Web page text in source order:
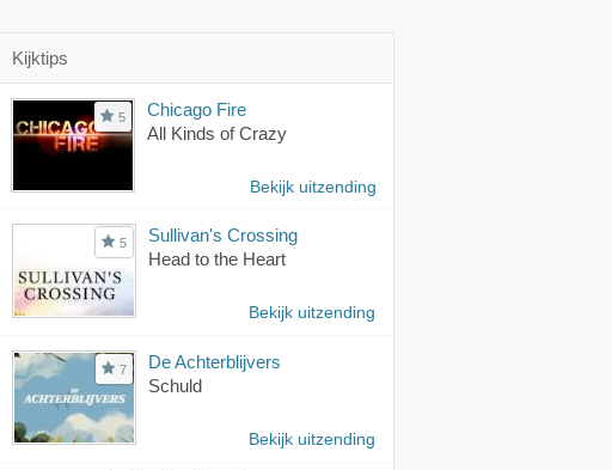
Kijktips
5
Chicago Fire
All Kinds of Crazy
Bekijk uitzending
5
Sullivan's Crossing
Head to the Heart
Bekijk uitzending
7
De Achterblijvers
Schuld
Bekijk uitzending